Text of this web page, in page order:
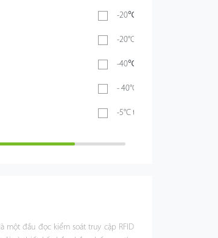
-20℃ ~ 60℃
-20°C ~ 65°C
-40℃ ~ 70℃
- 40°C ~ 60°C
-5°C to 45°C
một đầu đọc kiểm soát truy cập RFID